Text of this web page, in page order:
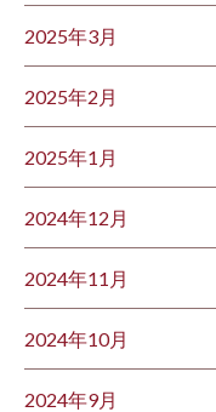
2025年3月
2025年2月
2025年1月
2024年12月
2024年11月
2024年10月
2024年9月